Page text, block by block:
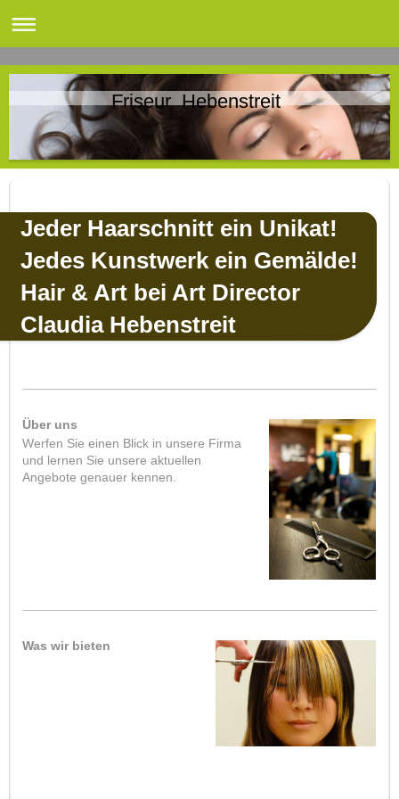
Friseur Hebenstreit
Jeder Haarschnitt ein Unikat!
Jedes Kunstwerk ein Gemälde!
Hair & Art bei Art Director
Claudia Hebenstreit
Über uns
Werfen Sie einen Blick in unsere Firma
und lernen Sie unsere aktuellen
Angebote genauer kennen.
Was wir bieten